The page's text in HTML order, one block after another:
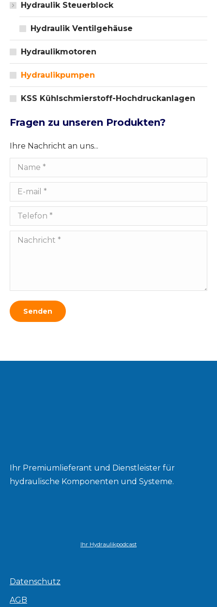
Hydraulik Steuerblock
Hydraulik Ventilgehäuse
Hydraulikmotoren
Hydraulikpumpen
KSS Kühlschmierstoff-Hochdruckanlagen
Fragen zu unseren Produkten?
Ihre Nachricht an uns...
Name *
E-mail *
Telefon *
Nachricht *
Senden
Ihr Premiumlieferant und Dienstleister für
hydraulische Komponenten und Systeme.
Ihr Hydraulikpodcast
Datenschutz
AGB